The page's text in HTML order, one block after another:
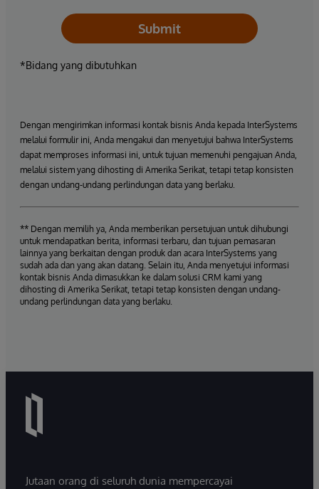
Submit
*Bidang yang dibutuhkan
Dengan mengirimkan informasi kontak bisnis Anda kepada InterSystems
melalui formulir ini, Anda mengakui dan menyetujui bahwa InterSystems
dapat memproses informasi ini, untuk tujuan memenuhi pengajuan Anda,
melalui sistem yang dihosting di Amerika Serikat, tetapi tetap konsisten
dengan undang-undang perlindungan data yang berlaku.
** Dengan memilih ya, Anda memberikan persetujuan untuk dihubungi
untuk mendapatkan berita, informasi terbaru, dan tujuan pemasaran
lainnya yang berkaitan dengan produk dan acara InterSystems yang
sudah ada dan yang akan datang. Selain itu, Anda menyetujui informasi
kontak bisnis Anda dimasukkan ke dalam solusi CRM kami yang
dihosting di Amerika Serikat, tetapi tetap konsisten dengan undang-
undang perlindungan data yang berlaku.
Jutaan orang di seluruh dunia mempercayai